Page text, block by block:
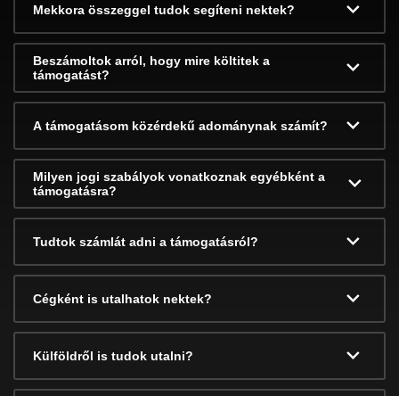
Mekkora összeggel tudok segíteni nektek?
Beszámoltok arról, hogy mire költitek a
támogatást?
A támogatásom közérdekű adománynak számít?
Milyen jogi szabályok vonatkoznak egyébként a
támogatásra?
Tudtok számlát adni a támogatásról?
Cégként is utalhatok nektek?
Külföldről is tudok utalni?